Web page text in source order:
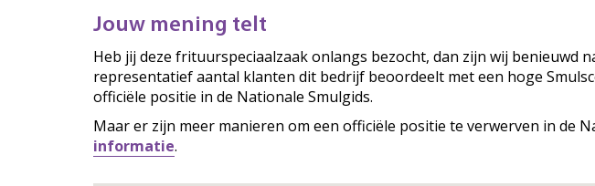
Jouw mening telt
Heb jij deze frituurspeciaalzaak onlangs bezocht, dan zijn wij benieuwd
representatief aantal klanten dit bedrijf beoordeelt met een hoge
officiële positie in de Nationale Smulgids.
Maar er zijn meer manieren om een officiële positie te verwerven in de
informatie.